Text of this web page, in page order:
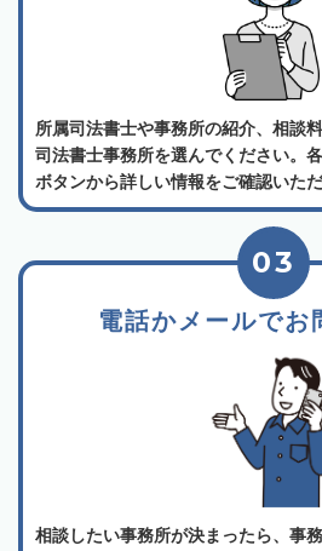
所属司法書士や事務所の紹介、相談
司法書士事務所を選んでください。
ボタンから詳しい情報をご確認いただ
電話かメールでお
03
相談したい事務所が決まったら、事